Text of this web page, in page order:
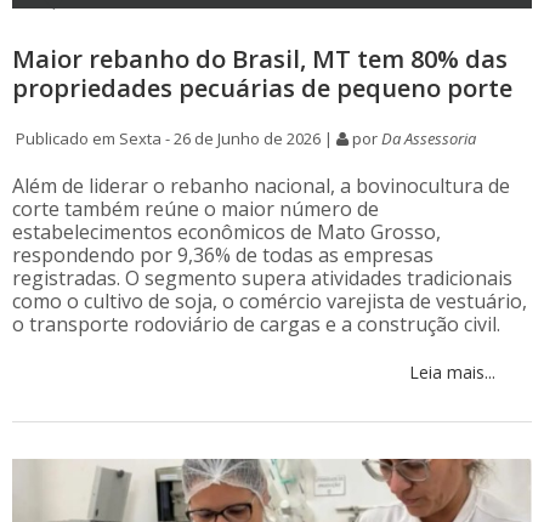
Maior rebanho do Brasil, MT tem 80% das
propriedades pecuárias de pequeno porte
Publicado em Sexta - 26 de Junho de 2026 | porDa Assessoria
Além de liderar o rebanho nacional, a bovinocultura de
corte também reúne o maior número de
estabelecimentos econômicos de Mato Grosso,
respondendo por 9,36% de todas as empresas
registradas. O segmento supera atividades tradicionais
como o cultivo de soja, o comércio varejista de vestuário,
o transporte rodoviário de cargas e a construção civil.
Leia mais...